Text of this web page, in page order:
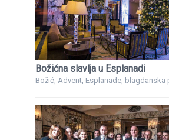
Božićna slavlja u Esplanadi
Božić, Advent, Esplanade, blagdanska